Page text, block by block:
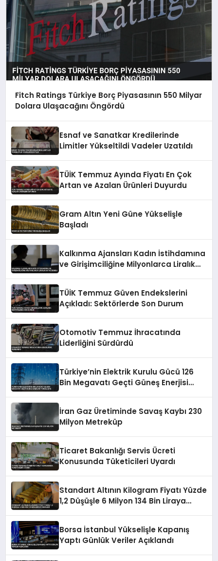
Fitch Ratings Türkiye Borç Piyasasının 550 Milyar
Dolara Ulaşacağını Öngördü
Esnaf ve Sanatkar Kredilerinde
Limitler Yükseltildi Vadeler Uzatıldı
TÜİK Temmuz Ayında Fiyatı En Çok
Artan ve Azalan Ürünleri Duyurdu
Gram Altın Yeni Güne Yükselişle
Başladı
Kalkınma Ajansları Kadın İstihdamına
ve Girişimciliğine Milyonlarca Liralık
TÜİK Temmuz Güven Endekslerini
Açıkladı: Sektörlerde Son Durum
Otomotiv Temmuz İhracatında
Liderliğini Sürdürdü
Türkiye’nin Elektrik Kurulu Gücü 126
Bin Megavatı Geçti Güneş Enerjisi
İran Gaz Üretiminde Savaş Kaybı 230
Milyon Metreküp
Ticaret Bakanlığı Servis Ücreti
Konusunda Tüketicileri Uyardı
Standart Altının Kilogram Fiyatı Yüzde
1,2 Düşüşle 6 Milyon 134 Bin Liraya
Borsa İstanbul Yükselişle Kapanış
Yaptı Günlük Veriler Açıklandı